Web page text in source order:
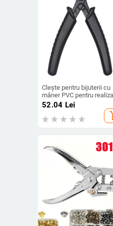
Clește pentru bijuterii cu
mâner PVC pentru
bijuteriilor
52.04 Lei